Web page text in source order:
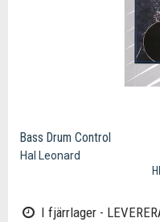
Bass Drum Control
Hal Leonard
I fjärrlager -